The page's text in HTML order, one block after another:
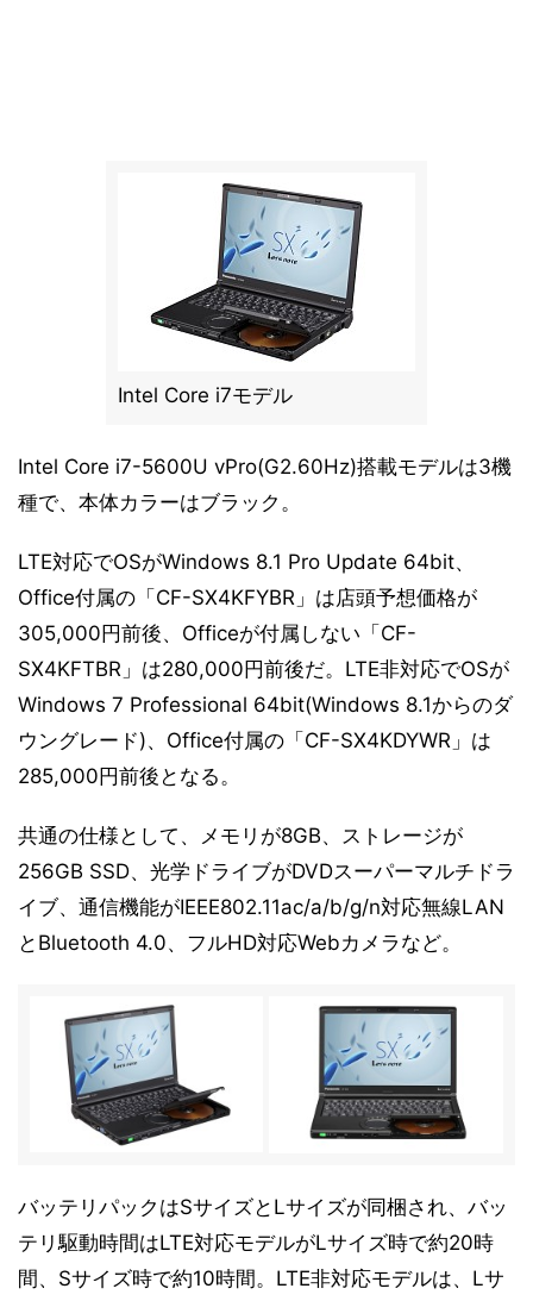
Intel Core i7モデル
Intel Core i7-5600U vPro(G2.60Hz)搭載モデルは3機
種で、本体カラーはブラック。
LTE対応でOSがWindows 8.1 Pro Update 64bit、
Office付属の「CF-SX4KFYBR」は店頭予想価格が
305,000円前後、Officeが付属しない「CF-
SX4KFTBR」は280,000円前後だ。LTE非対応でOSが
Windows 7 Professional 64bit(Windows 8.1からのダ
ウングレード)、Office付属の「CF-SX4KDYWR」は
285,000円前後となる。
共通の仕様として、メモリが8GB、ストレージが
256GB SSD、光学ドライブがDVDスーパーマルチドラ
イブ、通信機能がIEEE802.11ac/a/b/g/n対応無線LAN
とBluetooth 4.0、フルHD対応Webカメラなど。
バッテリパックはSサイズとLサイズが同梱され、バッ
テリ駆動時間はLTE対応モデルがLサイズ時で約20時
間、Sサイズ時で約10時間。LTE非対応モデルは、Lサ